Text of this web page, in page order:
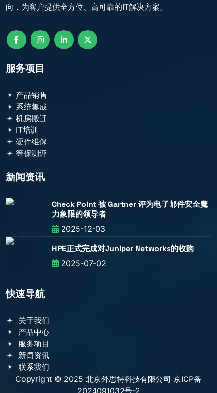
向，为客户提供全方位、高可靠的IT解决方案。
服务项目
产品销售
系统集成
机房搬迁
IT培训
硬件维保
等保测评
新闻资讯
Check Point 被 Gartner 评为电子邮件安全魔
力象限的领导者
2025-12-03
HPE正式完成对Juniper Networks的收购
2025-07-02
快速导航
关于我们
产品中心
服务项目
新闻资讯
联系我们
Copyright © 2025 北京外思特科技有限公司 京ICP备
2024091032号-2